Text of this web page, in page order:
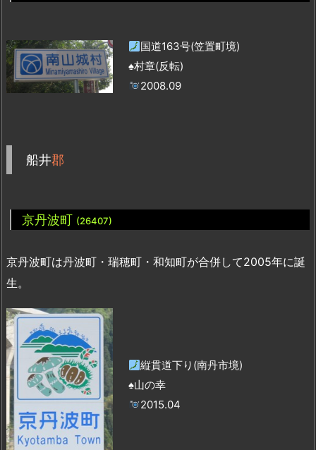
国道163号(笠置町境)
♠村章(反転)
2008.09
船井郡
京丹波町 (26407)
京丹波町は丹波町・瑞穂町・和知町が合併して2005年に誕
生。
縦貫道下り(南丹市境)
♠山の幸
2015.04